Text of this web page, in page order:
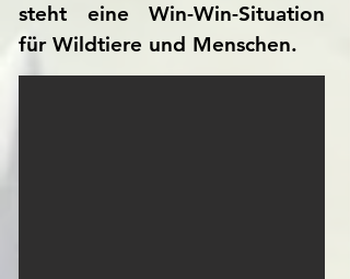
steht eine Win-Win-Situation
für Wildtiere und Menschen.